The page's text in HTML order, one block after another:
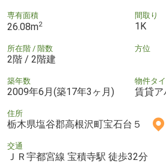
専有面積
26.08m2
間取り
1K
所在階 / 階数
2階 / 2階建
方位
築年数
2009年6月(築17年3ヶ月)
物件タ
賃貸ア
住所
栃木県塩谷郡高根沢町宝石台５
交通
ＪＲ宇都宮線 宝積寺駅 徒歩32分